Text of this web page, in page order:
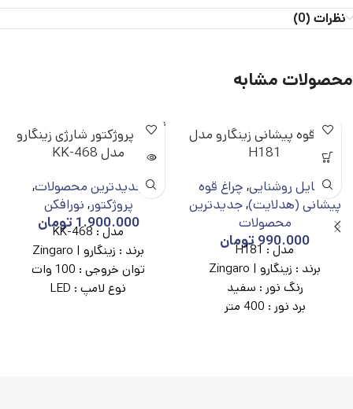
نظرات (0)
محصولات مشابه
چراغ قوه پیشانی زینگارو مدل
H181
وسایل روشنایی, چراغ قوه
پیشانی (هدلایت),جدیدترین
محصولات
990.000تومان مدل : H181
برند : زینگارو | Zingaro
رنگ نور : سفید
برد نور : 400 متر
ناموجو
د
چراغ پروژکتور شارژی زینگارو
مدل KK-468
جدیدترین محصولات,
پروژکتور, نورافکن
1.900.000تومان مدل : KK-468
برند : زینگارو | Zingaro
توان خروجی : 100 وات
نوع لامپ : LED